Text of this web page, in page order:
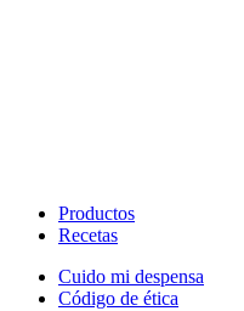
Productos
Recetas
Cuido mi despensa
Código de ética